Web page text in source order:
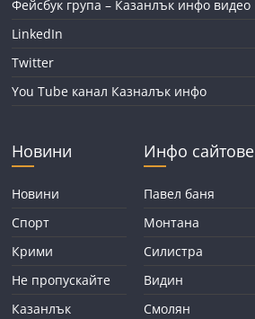
Фейсбук група – Казанлък инфо видео
LinkedIn
Twitter
You Tube канал Казналък инфо
Новини
Новини
Спорт
Крими
Не пропускайте
Казанлък
Инфо сайтове
Павел баня
Монтана
Силистра
Видин
Смолян